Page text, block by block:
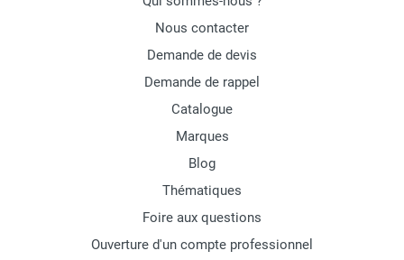
Nous contacter
Demande de devis
Demande de rappel
Catalogue
Marques
Blog
Thématiques
Foire aux questions
Ouverture d'un compte professionnel